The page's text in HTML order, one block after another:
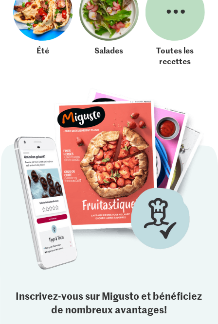
Été Salades
Toutes les
recettes
Inscrivez-vous sur Migusto et bénéficiez
de nombreux avantages!